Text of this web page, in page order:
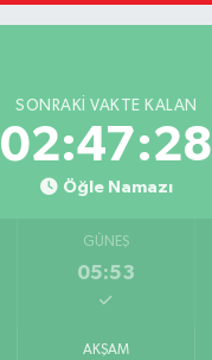
SONRAKI VAKTE KALAN
02:47:28
Öğle Namazı
GÜNEŞ
05:53
AKŞAM